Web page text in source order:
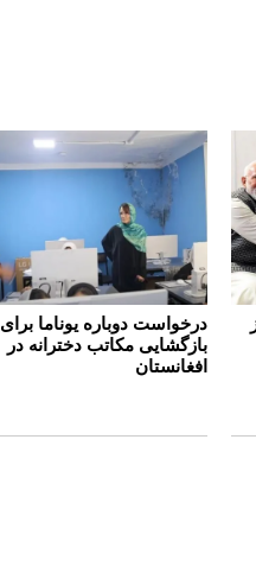
درخواست دوباره یوناما برای
بازگشایی مکاتب دخترانه در
افغانستان